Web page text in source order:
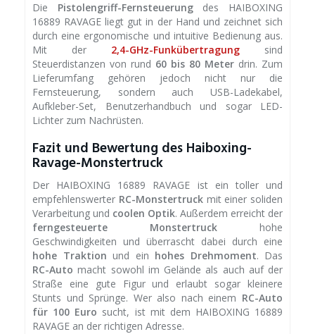
Die Pistolengriff-Fernsteuerungdes HAIBOXING
16889 RAVAGE liegt gut in der Hand und zeichnet sich
durch eine ergonomische und intuitive Bedienung aus.
Mit der 2,4-GHz-Funkübertragung sind
Steuerdistanzen von rund 60 bis 80 Meter drin. Zum
Lieferumfang gehören jedoch nicht nur die
Fernsteuerung, sondern auch USB-Ladekabel,
Aufkleber-Set, Benutzerhandbuch und sogar LED-
Lichter zum Nachrüsten.
Fazit und Bewertung des Haiboxing-
Ravage-Monstertruck
Der HAIBOXING 16889 RAVAGE ist ein toller und
empfehlenswerter RC-Monstertruckmit einer soliden
Verarbeitung und coolen Optik. Außerdem erreicht der
ferngesteuerte Monstertruck hohe
Geschwindigkeiten und überrascht dabei durch eine
hohe Traktion und ein hohes Drehmoment. Das
RC-Auto macht sowohl im Gelände als auch auf der
Straße eine gute Figur und erlaubt sogar kleinere
Stunts und Sprünge. Wer also nach einem RC-Auto
für 100 Euro sucht, ist mit dem HAIBOXING 16889
RAVAGE an der richtigen Adresse.